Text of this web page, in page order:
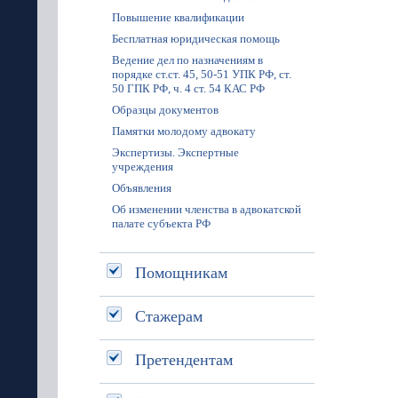
Повышение квалификации
Бесплатная юридическая помощь
Ведение дел по назначениям в
порядке ст.ст. 45, 50-51 УПК РФ, ст.
50 ГПК РФ, ч. 4 ст. 54 КАС РФ
Образцы документов
Памятки молодому адвокату
Экспертизы. Экспертные
учреждения
Объявления
Об изменении членства в адвокатской
палате субъекта РФ
Помощникам
Стажерам
Претендентам